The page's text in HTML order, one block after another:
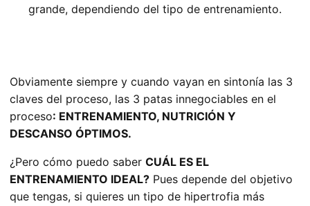
grande, dependiendo del tipo de entrenamiento.
Obviamente siempre y cuando vayan en sintonía las 3
claves del proceso, las 3 patas innegociables en el
proceso: ENTRENAMIENTO, NUTRICIÓN Y
DESCANSO ÓPTIMOS.
¿Pero cómo puedo saber CUÁL ES EL
ENTRENAMIENTO IDEAL? Pues depende del objetivo
que tengas, si quieres un tipo de hipertrofia más